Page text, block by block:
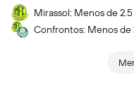
Mirassol: Menos de
Confrontos: Menos de